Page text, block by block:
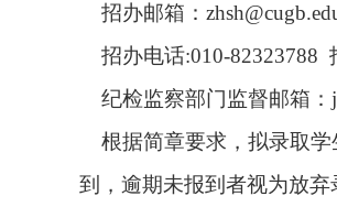
招办邮箱：
招办电话:010-82323788
纪检监察部门监督邮箱：
根据简章要求，拟录取学
到，逾期未报到者视为放弃